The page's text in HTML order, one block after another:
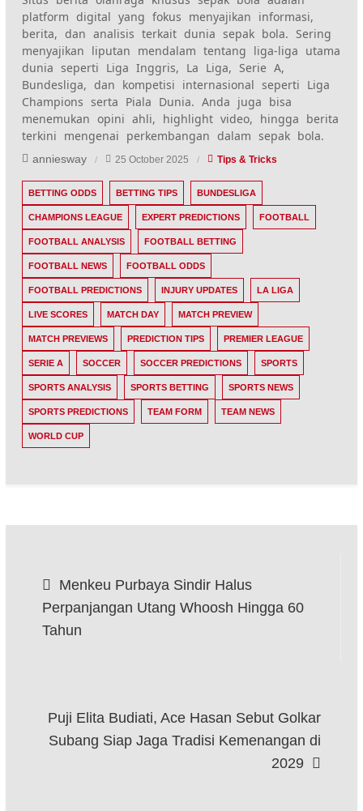
platform digital yang fokus menyajikan informasi,
berita, dan analisis terkait dunia sepak bola. Sering
menyajikan liputan mendalam tentang liga-liga utama
dunia seperti Liga Inggris, La Liga, Serie A,
Bundesliga, dan kompetisi internasional seperti Liga
Champions serta Piala Dunia. Anda juga bisa
menemukan opini ahli, highlight video, hingga berita
terkini mengenai perkembangan dalam sepak bola.
anniesway 25 October 2025 Tips & Tricks
BETTING ODDS BETTING TIPS BUNDESLIGA
CHAMPIONS LEAGUE EXPERT PREDICTIONS FOOTBALL
FOOTBALL ANALYSIS FOOTBALL BETTING
FOOTBALL NEWS FOOTBALL ODDS
FOOTBALL PREDICTIONS INJURY UPDATES LA LIGA
LIVE SCORES MATCH DAY MATCH PREVIEW
MATCH PREVIEWS PREDICTION TIPS PREMIER LEAGUE
SERIE A SOCCER SOCCER PREDICTIONS SPORTS
SPORTS ANALYSIS SPORTS BETTING SPORTS NEWS
SPORTS PREDICTIONS TEAM FORM TEAM NEWS
WORLD CUP
navigation
Menkeu Purbaya Sindir Halus
Perpanjangan Utang Whoosh Hingga 60
Tahun
Puji Elita Budiati, Ace Hasan Sebut Golkar
Subang Siap Jaga Tradisi Kemenangan di
2029